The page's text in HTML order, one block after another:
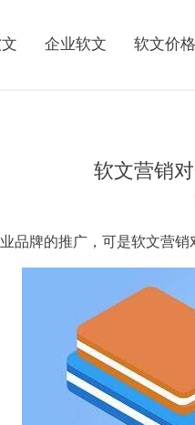
企业软文 软文价格
软文营销
品牌的推广 ，可是软文营销